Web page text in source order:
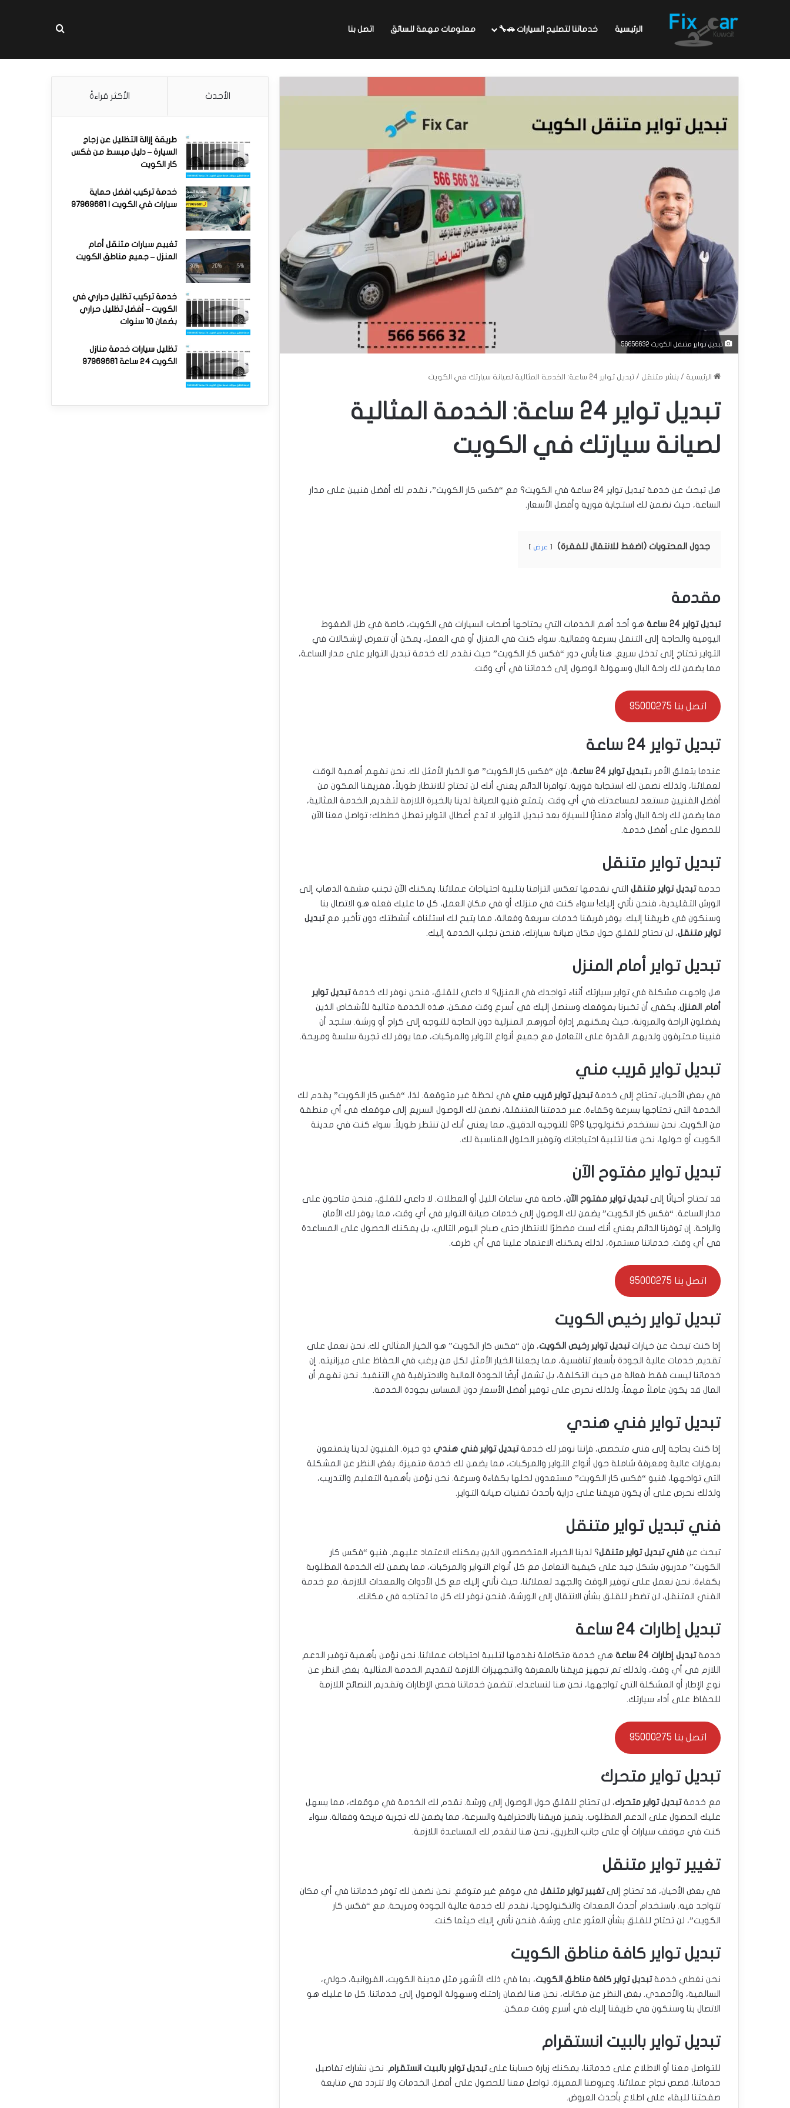
الرئيسية خدماتنا لتصليح السيارات 🚗🔧 معلومات مهمة للسائق اتصل بنا بحث عن
تبديل تواير متنقل الكويت 56656632
الرئيسية / بنشر متنقل / تبديل تواير 24 ساعة: الخدمة المثالية لصيانة سيارتك في الكويت
تبديل تواير 24 ساعة: الخدمة المثالية
لصيانة سيارتك في الكويت
هل تبحث عن خدمة تبديل تواير 24 ساعة في الكويت؟ مع “فكس كار الكويت”، نقدم لك أفضل فنيين على مدار
الساعة، حيث نضمن لك استجابة فورية وأفضل الأسعار.
جدول المحتويات (اضغط للانتقال للفقرة) عرض
مقدمة
تبديل تواير 24 ساعة
هو أحد أهم الخدمات التي يحتاجها أصحاب السيارات في الكويت، خاصة في ظل الضغوط
اليومية والحاجة إلى التنقل بسرعة وفعالية. سواء كنت في المنزل أو في العمل، يمكن أن تتعرض لإشكالات في
التواير تحتاج إلى تدخل سريع. هنا يأتي دور “فكس كار الكويت” حيث نقدم لك خدمة تبديل التواير على مدار الساعة،
مما يضمن لك راحة البال وسهولة الوصول إلى خدماتنا في أي وقت.
اتصل بنا 95000275
تبديل تواير 24 ساعة
عندما يتعلق الأمر بـتبديل تواير 24 ساعة
، فإن “فكس كار الكويت” هو الخيار الأمثل لك. نحن نفهم أهمية الوقت
لعملائنا، ولذلك نضمن لك استجابة فورية. توافرنا الدائم يعني أنك لن تحتاج للانتظار طويلاً، ففريقنا المكون من
أفضل الفنيين مستعد لمساعدتك في أي وقت. يتمتع فنيو الصيانة لدينا بالخبرة اللازمة لتقديم الخدمة المثالية،
مما يضمن لك راحة البال وأداءً ممتازًا للسيارة بعد تبديل التواير. لا تدع أعطال التواير تعطل خططك؛ تواصل معنا الآن
للحصول على أفضل خدمة.
تبديل تواير متنقل
خدمةتبديل تواير متنقل التي نقدمها تعكس التزامنا بتلبية احتياجات عملائنا. يمكنك الآن تجنب مشقة الذهاب إلى
الورش التقليدية، فنحن نأتي إليك! سواء كنت في منزلك أو في مكان العمل، كل ما عليك فعله هو الاتصال بنا
وسنكون في طريقنا إليك. يوفر فريقنا خدمات سريعة وفعالة، مما يتيح لك استئناف أنشطتك دون تأخير. معتبديل
تواير متنقل، لن تحتاج للقلق حول مكان صيانة سيارتك، فنحن نجلب الخدمة إليك.
تبديل تواير أمام المنزل
هل واجهت مشكلة في تواير سيارتك أثناء تواجدك في المنزل؟ لا داعي للقلق، فنحن نوفر لك خدمةتبديل تواير
أمام المنزل. يكفي أن تخبرنا بموقعك وسنصل إليك في أسرع وقت ممكن. هذه الخدمة مثالية للأشخاص الذين
يفضلون الراحة والمرونة، حيث يمكنهم إدارة أمورهم المنزلية دون الحاجة للتوجه إلى كراج أو ورشة. ستجد أن
فنيينا محترفون ولديهم القدرة على التعامل مع جميع أنواع التواير والمركبات، مما يوفر لك تجربة سلسة ومريحة.
تبديل تواير قريب مني
في بعض الأحيان، تحتاج إلى خدمةتبديل تواير قريب مني في لحظة غير متوقعة. لذا، “فكس كار الكويت” يقدم لك
الخدمة التي تحتاجها بسرعة وكفاءة. عبر خدمتنا المتنقلة، نضمن لك الوصول السريع إلى موقعك في أي منطقة
من الكويت. نحن نستخدم تكنولوجيا GPS للتوجيه الدقيق، مما يعني أنك لن تنتظر طويلاً. سواء كنت في مدينة
الكويت أو حولها، نحن هنا لتلبية احتياجاتك وتوفير الحلول المناسبة لك.
تبديل تواير مفتوح الآن
قد تحتاج أحيانًا إلىتبديل تواير مفتوح الآن، خاصة في ساعات الليل أو العطلات. لا داعي للقلق، فنحن متاحون على
مدار الساعة. “فكس كار الكويت” يضمن لك الوصول إلى خدمات صيانة التواير في أي وقت، مما يوفر لك الأمان
والراحة. إن توفرنا الدائم يعني أنك لست مضطرًا للانتظار حتى صباح اليوم التالي، بل يمكنك الحصول على المساعدة
في أي وقت. خدماتنا مستمرة، لذلك يمكنك الاعتماد علينا في أي ظرف.
اتصل بنا 95000275
تبديل تواير رخيص الكويت
إذا كنت تبحث عن خياراتتبديل تواير رخيص الكويت، فإن “فكس كار الكويت” هو الخيار المثالي لك. نحن نعمل على
تقديم خدمات عالية الجودة بأسعار تنافسية، مما يجعلنا الخيار الأمثل لكل من يرغب في الحفاظ على ميزانيته. إن
خدماتنا ليست فقط فعالة من حيث التكلفة، بل تشمل أيضًا الجودة العالية والاحترافية في التنفيذ. نحن نفهم أن
المال قد يكون عاملاً مهماً، ولذلك نحرص على توفير أفضل الأسعار دون المساس بجودة الخدمة.
تبديل تواير فني هندي
إذا كنت بحاجة إلى فني متخصص، فإننا نوفر لك خدمةتبديل تواير فني هندي ذو خبرة. الفنيون لدينا يتمتعون
بمهارات عالية ومعرفة شاملة حول أنواع التواير والمركبات، مما يضمن لك خدمة متميزة. بغض النظر عن المشكلة
التي تواجهها، فنيو “فكس كار الكويت” مستعدون لحلها بكفاءة وسرعة. نحن نؤمن بأهمية التعليم والتدريب،
ولذلك نحرص على أن يكون فريقنا على دراية بأحدث تقنيات صيانة التواير.
فني تبديل تواير متنقل
تبحث عن فني تبديل تواير متنقل؟ لدينا الخبراء المتخصصون الذين يمكنك الاعتماد عليهم. فنيو “فكس كار
الكويت” مدربون بشكل جيد على كيفية التعامل مع كل أنواع التواير والمركبات، مما يضمن لك الخدمة المطلوبة
بكفاءة. نحن نعمل على توفير الوقت والجهد لعملائنا، حيث نأتي إليك مع كل الأدوات والمعدات اللازمة. مع خدمة
الفني المتنقل، لن تضطر للقلق بشأن الانتقال إلى الورشة، فنحن نوفر لك كل ما تحتاجه في مكانك.
تبديل إطارات 24 ساعة
خدمةتبديل إطارات 24 ساعة
هي خدمة متكاملة نقدمها لتلبية احتياجات عملائنا. نحن نؤمن بأهمية توفير الدعم
اللازم في أي وقت، ولذلك تم تجهيز فريقنا بالمعرفة والتجهيزات اللازمة لتقديم الخدمة المثالية. بغض النظر عن
نوع الإطار أو المشكلة التي تواجهها، نحن هنا لنساعدك. تتضمن خدماتنا فحص الإطارات وتقديم النصائح اللازمة
للحفاظ على أداء سيارتك.
اتصل بنا 95000275
تبديل تواير متحرك
مع خدمةتبديل تواير متحرك، لن تحتاج للقلق حول الوصول إلى ورشة. نقدم لك الخدمة في موقعك، مما يسهل
عليك الحصول على الدعم المطلوب. يتميز فريقنا بالاحترافية والسرعة، مما يضمن لك تجربة مريحة وفعالة. سواء
كنت في موقف سيارات أو على جانب الطريق، نحن هنا لنقدم لك المساعدة اللازمة.
تغيير تواير متنقل
في بعض الأحيان، قد تحتاج إلىتغيير تواير متنقل في موقع غير متوقع. نحن نضمن لك توفر خدماتنا في أي مكان
تتواجد فيه. باستخدام أحدث المعدات والتكنولوجيا، نقدم لك خدمة عالية الجودة ومريحة. مع “فكس كار
الكويت”، لن تحتاج للقلق بشأن العثور على ورشة، فنحن نأتي إليك حيثما كنت.
تبديل تواير كافة مناطق الكويت
نحن نغطي خدمةتبديل تواير كافة مناطق الكويت، بما في ذلك الأشهر مثل مدينة الكويت، الفروانية، حولي،
السالمية، والأحمدي. بغض النظر عن مكانك، نحن هنا لضمان راحتك وسهولة الوصول إلى خدماتنا. كل ما عليك هو
الاتصال بنا وسنكون في طريقنا إليك في أسرع وقت ممكن.
تبديل تواير بالبيت انستقرام
للتواصل معنا أو الاطلاع على خدماتنا، يمكنك زيارة حسابنا علىتبديل تواير بالبيت انستقرام. نحن نشارك تفاصيل
خدماتنا، قصص نجاح عملائنا، وعروضنا المميزة. تواصل معنا للحصول على أفضل الخدمات ولا تتردد في متابعة
صفحتنا للبقاء على اطلاع بأحدث العروض.
الأحدث الأكثر قراءةً
طريقة إزالة التظليل عن زجاج
السيارة – دليل مبسط من فكس
كار الكويت
خدمة تركيب افضل حماية
سيارات في الكويت | 97969681
تغييم سيارات متنقل أمام
المنزل – جميع مناطق الكويت
خدمة تركيب تظليل حراري في
الكويت – أفضل تظليل حراري
بضمان 10 سنوات
تظليل سيارات خدمة منازل
الكويت 24 ساعة 97969681